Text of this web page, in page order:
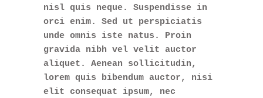
nisl quis neque. Suspendisse in
orci enim. Sed ut perspiciatis
unde omnis iste natus. Proin
gravida nibh vel velit auctor
aliquet. Aenean sollicitudin,
lorem quis bibendum auctor, nisi
elit consequat ipsum, nec